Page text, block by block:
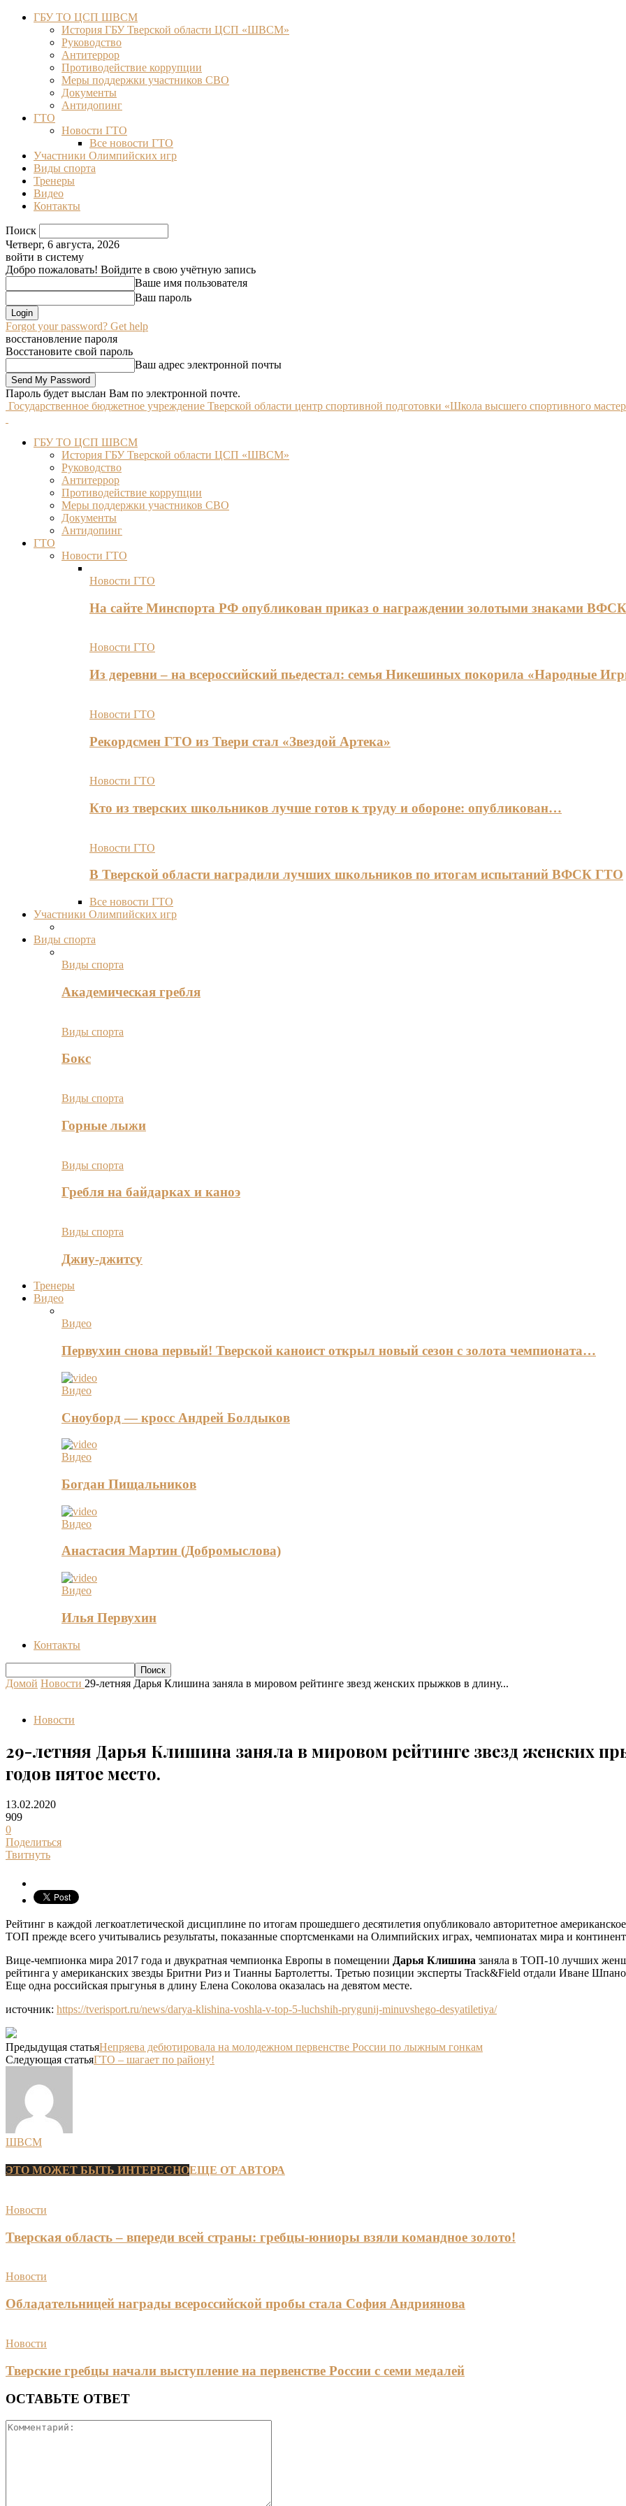
ГБУ ТО ЦСП ШВСМ
История ГБУ Тверской области ЦСП «ШВСМ»
Руководство
Антитеррор
Противодействие коррупции
Меры поддержки участников СВО
Документы
Антидопинг
ГТО
Новости ГТО
Все новости ГТО
Участники Олимпийских игр
Виды спорта
Тренеры
Видео
Контакты
Поиск
Четверг, 6 августа, 2026
войти в систему
Добро пожаловать! Войдите в свою учётную запись
Ваше имя пользователя
Ваш пароль
Forgot your password? Get help
восстановление пароля
Восстановите свой пароль
Ваш адрес электронной почты
Пароль будет выслан Вам по электронной почте.
Государственное бюджетное учреждение Тверской области центр спортивной подготовки «Школа высшего спортивного
ГБУ ТО ЦСП ШВСМ
История ГБУ Тверской области ЦСП «ШВСМ»
Руководство
Антитеррор
Противодействие коррупции
Меры поддержки участников СВО
Документы
Антидопинг
ГТО
Новости ГТО
Новости ГТО
На сайте Минспорта РФ опубликован приказ о награждении золотыми знаками
Новости ГТО
Из деревни – на всероссийский пьедестал: семья Никешиных покорила «Народные
Новости ГТО
Рекордсмен ГТО из Твери стал «Звездой Артека»
Новости ГТО
Кто из тверских школьников лучше готов к труду и обороне: опубликован…
Новости ГТО
В Тверской области наградили лучших школьников по итогам испытаний ВФСК ГТО
Все новости ГТО
Участники Олимпийских игр
Виды спорта
Виды спорта
Академическая гребля
Виды спорта
Бокс
Виды спорта
Горные лыжи
Виды спорта
Гребля на байдарках и каноэ
Виды спорта
Джиу-джитсу
Тренеры
Видео
Видео
Первухин снова первый! Тверской каноист открыл новый сезон с золота чемпионата…
Видео
Сноуборд — кросс Андрей Болдыков
Видео
Богдан Пищальников
Видео
Анастасия Мартин (Добромыслова)
Видео
Илья Первухин
Контакты
Домой Новости 29-летняя Дарья Клишина заняла в мировом рейтинге звезд женских прыжков в длину...
Новости
29-летняя Дарья Клишина заняла в мировом рейтинге звезд женских
годов пятое место.
13.02.2020
909
0
Поделиться
Твитнуть
Рейтинг в каждой легкоатлетической дисциплине по итогам прошедшего десятилетия опубликовало авторитетное
ТОП прежде всего учитывались результаты, показанные спортсменками на Олимпийских играх, чемпионатах мира и
Вице-чемпионка мира 2017 года и двукратная чемпионка Европы в помещении Дарья Клишина заняла в ТОП-10 лучших
рейтинга у американских звезды Бритни Риз и Тианны Бартолетты. Третью позиции эксперты Track&Field отдали Иване
Еще одна российская прыгунья в длину Елена Соколова оказалась на девятом месте.
источник: https://tverisport.ru/news/darya-klishina-voshla-v-top-5-luchshih-prygunij-minuvshego-desyatiletiya/
Предыдущая статьяНепряева дебютировала на молодежном первенстве России по лыжным гонкам
Следующая статьяГТО – шагает по району!
ШВСМ
ЭТО МОЖЕТ БЫТЬ ИНТЕРЕСНОЕЩЕ ОТ АВТОРА
Новости
Тверская область – впереди всей страны: гребцы-юниоры взяли командное золото!
Новости
Обладательницей награды всероссийской пробы стала София Андриянова
Новости
Тверские гребцы начали выступление на первенстве России с семи медалей
ОСТАВЬТЕ ОТВЕТ